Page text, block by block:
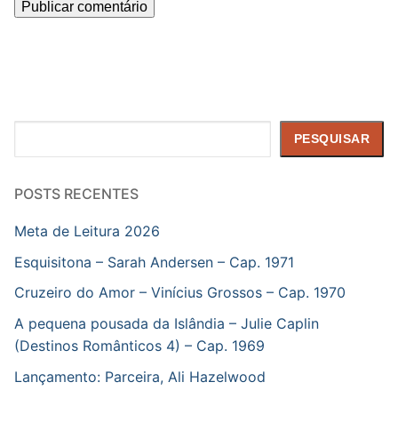
PESQUISAR
POSTS RECENTES
Meta de Leitura 2026
Esquisitona – Sarah Andersen – Cap. 1971
Cruzeiro do Amor – Vinícius Grossos – Cap. 1970
A pequena pousada da Islândia – Julie Caplin
(Destinos Românticos 4) – Cap. 1969
Lançamento: Parceira, Ali Hazelwood